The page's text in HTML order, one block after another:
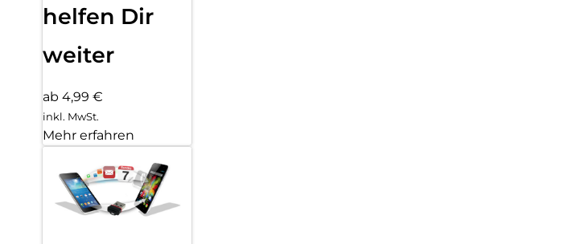
helfen Dir
weiter
ab 4,99 €
inkl. MwSt.
Mehr erfahren